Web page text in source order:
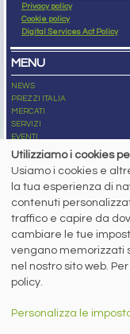
Privacy policy
Cookie policy
Digital Services Act Policy
MENU
NEWS
PREZZI ITALIA
MERCATI
SERVIZI
EVENTI
ABBONAMENTI
NEWSLETTER
Capitale Sociale: 190.000€
Registro delle Imprese di
Codice Fiscale e Partita I.V.A.:
R.E.A. n. 419331
www.siderweb.com:
marzo 2004, Iscrizione al
Direttrice Responsabile:
Elisa Bonomelli
Stefano Gennari
Utilizziamo i cookies
Usiamo i cookies e
la tua esperienza di
contenuti
traffico e capire da
cambiare le tue
vengano memorizzati
nel nostro sito web.
policy.
Personalizza le